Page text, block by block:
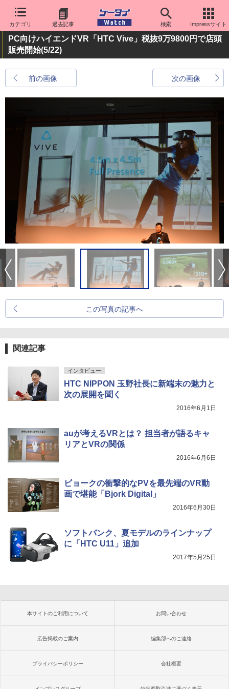
カテゴリ 過去記事 検索 Impressサイト
PC向けハイエンドVR「HTC Vive」税抜9万9800円で店頭
販売開始(5/22)
前の画像 次の画像
この写真の記事へ
関連記事
インタビュー
HTC NIPPON 玉野社長に新端末の魅力と
次の展開を聞く
2016年6月1日
auが考えるVRとは？ 担当者が語るキャ
リアとVRの関係
2016年6月6日
ビョークの衝撃的なPVを最先端のVR動
画で堪能「Bjork Digital」
2016年6月30日
ソフトバンク、夏モデルのラインナップ
に「HTC U11」追加
2017年5月25日
本サイトのご利用について お問い合わせ
広告掲載のご案内 編集部へのご連絡
プライバシーポリシー 会社概要